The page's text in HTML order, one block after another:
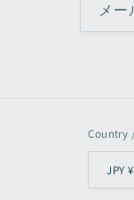
メー
Country